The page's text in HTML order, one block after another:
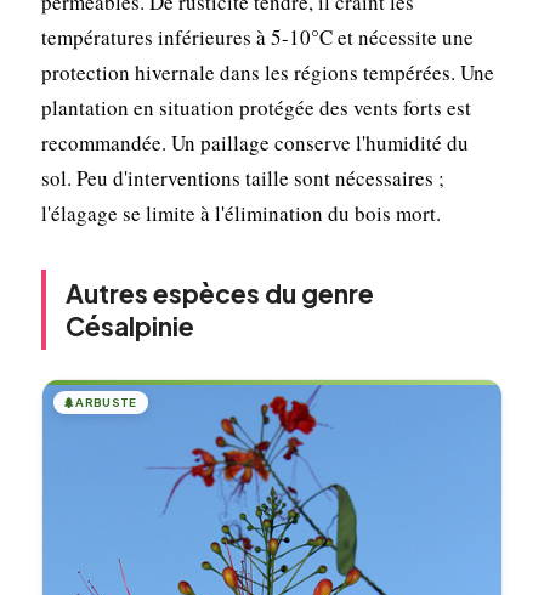
températures inférieures à 5-10°C et nécessite une
protection hivernale dans les régions tempérées. Une
plantation en situation protégée des vents forts est
recommandée. Un paillage conserve l'humidité du
sol. Peu d'interventions taille sont nécessaires ;
l'élagage se limite à l'élimination du bois mort.
Autres espèces du genre
Césalpinie
🌲ARBUSTE